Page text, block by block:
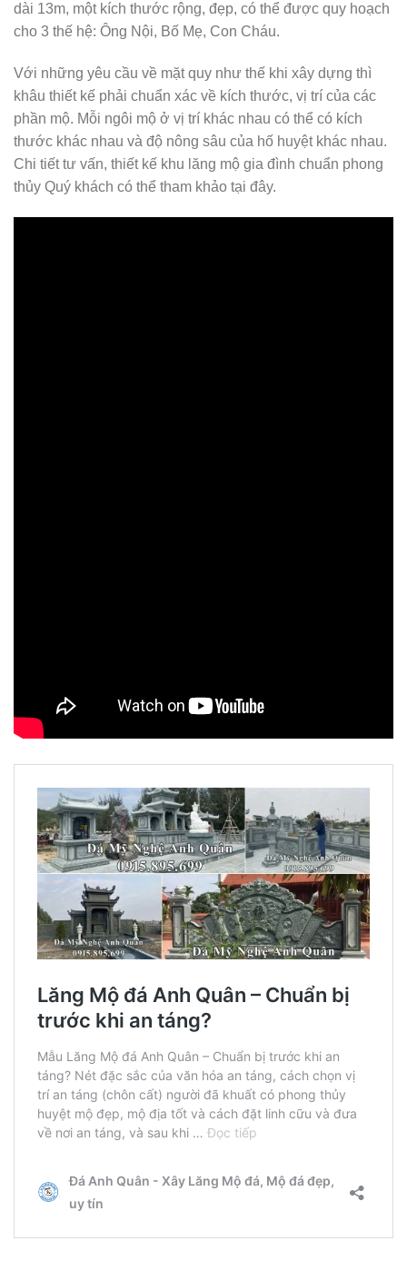
dài 13m, một kích thước rộng, đẹp, có thể được quy hoạch
cho 3 thế hệ: Ông Nội, Bố Mẹ, Con Cháu.
Với những yêu cầu về mặt quy như thế khi xây dựng thì
khâu thiết kế phải chuẩn xác về kích thước, vị trí của các
phần mộ. Mỗi ngôi mộ ở vị trí khác nhau có thể có kích
thước khác nhau và độ nông sâu của hố huyệt khác nhau.
Chi tiết tư vấn, thiết kế khu lăng mộ gia đình chuẩn phong
thủy Quý khách có thể tham khảo tại đây.